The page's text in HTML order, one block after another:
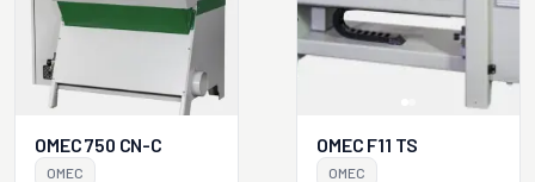
OMEC 750 CN-C
OMEC
OMEC F11 TS
OMEC